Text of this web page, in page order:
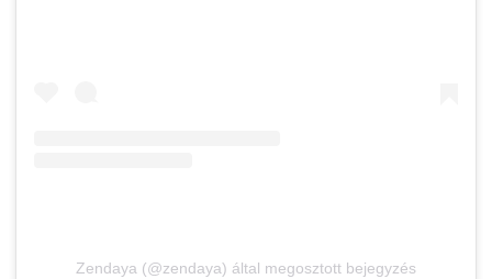
Zendaya (@zendaya) által megosztott bejegyzés